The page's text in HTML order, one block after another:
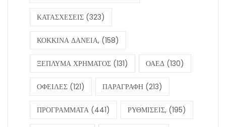
ΚΑΤΑΣΧΕΣΕΙΣ (323)
ΚΟΚΚΙΝΑ ΔΑΝΕΙΑ, (158)
ΞΕΠΛΥΜΑ ΧΡΗΜΑΤΟΣ (131) ΟΑΕΔ (130)
ΟΦΕΙΛΕΣ (121) ΠΑΡΑΓΡΑΦΗ (213)
ΠΡΟΓΡΑΜΜΑΤΑ (441) ΡΥΘΜΙΣΕΙΣ, (195)